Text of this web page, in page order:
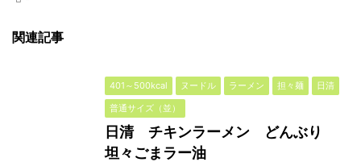
関連記事
401～500kcal ヌードル ラーメン 担々麺
日清
普通サイズ（並）
日清 チキンラーメン どんぶり
坦々ごまラー油